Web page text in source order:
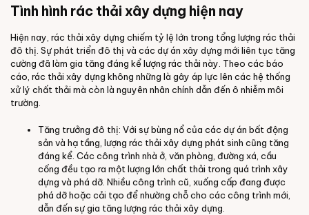
Tình hình rác thải xây dựng hiện nay
Hiện nay, rác thải xây dựng chiếm tỷ lệ lớn trong tổng lượng rác thải
đô thị. Sự phát triển đô thị và các dự án xây dựng mới liên tục tăng
cường đã làm gia tăng đáng kể lượng rác thải này. Theo các báo
cáo, rác thải xây dựng không những là gây áp lực lên các hệ thống
xử lý chất thải mà còn là nguyên nhân chính dẫn đến ô nhiễm môi
trường.
Tăng trưởng đô thị: Với sự bùng nổ của các dự án bất động
sản và hạ tầng, lượng rác thải xây dựng phát sinh cũng tăng
đáng kể. Các công trình nhà ở, văn phòng, đường xá, cầu
cống đều tạo ra một lượng lớn chất thải trong quá trình xây
dựng và phá dỡ. Nhiều công trình cũ, xuống cấp đang được
phá dỡ hoặc cải tạo để nhường chỗ cho các công trình mới,
dẫn đến sự gia tăng lượng rác thải xây dựng.